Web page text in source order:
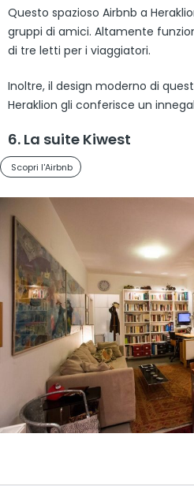
Questo spazioso Airbnb a
gruppi di amici. Altamente
di tre letti per i viaggiatori.
Inoltre, il design moderno di
Heraklion gli conferisce un
6. La suite Kiwest
Scopri l'Airbnb